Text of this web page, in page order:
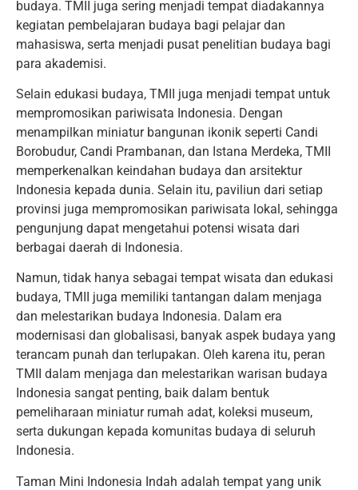
budaya. TMII juga sering menjadi tempat diadakannya
kegiatan pembelajaran budaya bagi pelajar dan
mahasiswa, serta menjadi pusat penelitian budaya bagi
para akademisi.
Selain edukasi budaya, TMII juga menjadi tempat untuk
mempromosikan pariwisata Indonesia. Dengan
menampilkan miniatur bangunan ikonik seperti Candi
Borobudur, Candi Prambanan, dan Istana Merdeka, TMII
memperkenalkan keindahan budaya dan arsitektur
Indonesia kepada dunia. Selain itu, paviliun dari setiap
provinsi juga mempromosikan pariwisata lokal, sehingga
pengunjung dapat mengetahui potensi wisata dari
berbagai daerah di Indonesia.
Namun, tidak hanya sebagai tempat wisata dan edukasi
budaya, TMII juga memiliki tantangan dalam menjaga
dan melestarikan budaya Indonesia. Dalam era
modernisasi dan globalisasi, banyak aspek budaya yang
terancam punah dan terlupakan. Oleh karena itu, peran
TMII dalam menjaga dan melestarikan warisan budaya
Indonesia sangat penting, baik dalam bentuk
pemeliharaan miniatur rumah adat, koleksi museum,
serta dukungan kepada komunitas budaya di seluruh
Indonesia.
Taman Mini Indonesia Indah adalah tempat yang unik